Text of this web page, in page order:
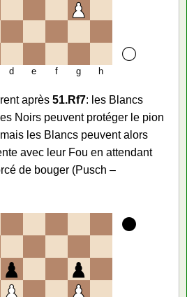
d e f g h
après 51.Rf7: les Blancs
Noirs peuvent protéger le pion
les Blancs peuvent alors
avec leur Fou en attendant
de bouger (Pusch –